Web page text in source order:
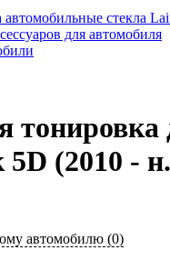
стекла
для автомобиля
тонировка
5D (2010 -
автомобилю (0)